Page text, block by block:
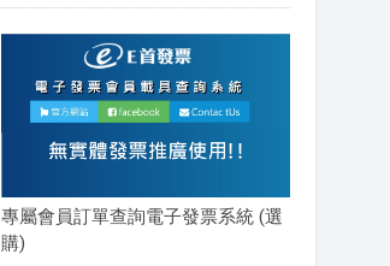
專屬會員訂單查詢電子發票系統 (選
購)